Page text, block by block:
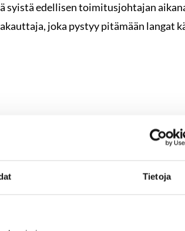
Tietoja
syistä edellisen toimitusjohtajan
joka pystyy pitämään langat
osaajia, joita autamme
korostuu tiivis yhteistyö
ja persoonat.